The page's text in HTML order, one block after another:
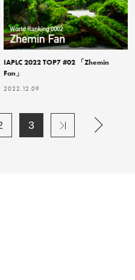
IAPLC 2022 TOP7 #02 「Zhemin
Fan」
2022.12.09
3